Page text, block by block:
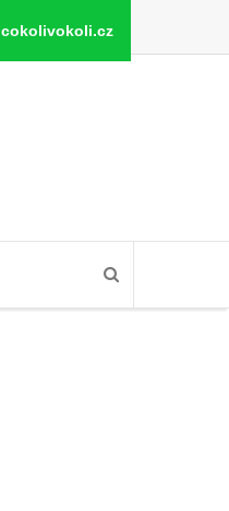
cokolivokoli.cz